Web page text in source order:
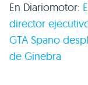
En Diariomotor:
director
GTA Spano
de Ginebra